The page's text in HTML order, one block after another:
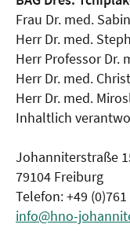
Frau Dr. med.
Herr Dr. med.
Herr Professor Dr.
Herr Dr. med.
Herr Dr. med.
Inhaltlich
Johanniterstraße
79104 Freiburg
Telefon: +49
info@hno-